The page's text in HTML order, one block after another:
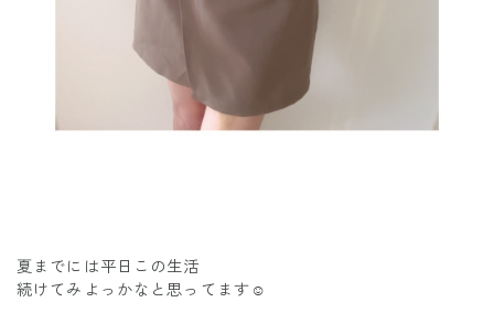
夏までには平日この生活
続けてみよっかなと思ってます☺️